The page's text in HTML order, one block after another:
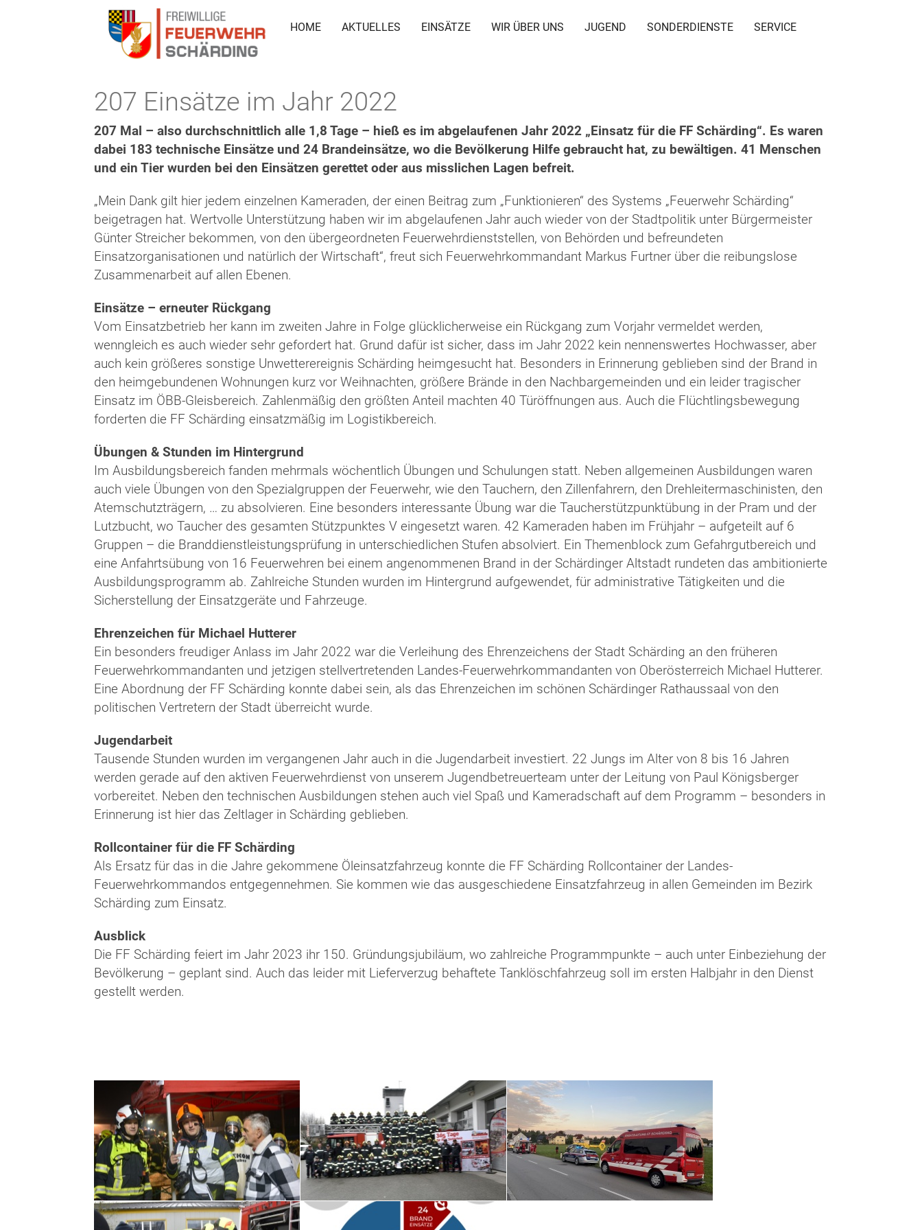
HOME AKTUELLES EINSÄTZE WIR ÜBER UNS JUGEND SONDERDIENSTE SERVICE
207 Einsätze im Jahr 2022
207 Mal – also durchschnittlich alle 1,8 Tage – hieß es im abgelaufenen Jahr 2022 „Einsatz für die FF Schärding“. Es waren
dabei 183 technische Einsätze und 24 Brandeinsätze, wo die Bevölkerung Hilfe gebraucht hat, zu bewältigen. 41 Menschen
und ein Tier wurden bei den Einsätzen gerettet oder aus misslichen Lagen befreit.
„Mein Dank gilt hier jedem einzelnen Kameraden, der einen Beitrag zum „Funktionieren“ des Systems „Feuerwehr Schärding“
beigetragen hat. Wertvolle Unterstützung haben wir im abgelaufenen Jahr auch wieder von der Stadtpolitik unter Bürgermeister
Günter Streicher bekommen, von den übergeordneten Feuerwehrdienststellen, von Behörden und befreundeten
Einsatzorganisationen und natürlich der Wirtschaft“, freut sich Feuerwehrkommandant Markus Furtner über die reibungslose
Zusammenarbeit auf allen Ebenen.
Einsätze – erneuter Rückgang
Vom Einsatzbetrieb her kann im zweiten Jahre in Folge glücklicherweise ein Rückgang zum Vorjahr vermeldet werden,
wenngleich es auch wieder sehr gefordert hat. Grund dafür ist sicher, dass im Jahr 2022 kein nennenswertes Hochwasser, aber
auch kein größeres sonstige Unwetterereignis Schärding heimgesucht hat. Besonders in Erinnerung geblieben sind der Brand in
den heimgebundenen Wohnungen kurz vor Weihnachten, größere Brände in den Nachbargemeinden und ein leider tragischer
Einsatz im ÖBB-Gleisbereich. Zahlenmäßig den größten Anteil machten 40 Türöffnungen aus. Auch die Flüchtlingsbewegung
forderten die FF Schärding einsatzmäßig im Logistikbereich.
Übungen & Stunden im Hintergrund
Im Ausbildungsbereich fanden mehrmals wöchentlich Übungen und Schulungen statt. Neben allgemeinen Ausbildungen waren
auch viele Übungen von den Spezialgruppen der Feuerwehr, wie den Tauchern, den Zillenfahrern, den Drehleitermaschinisten, den
Atemschutzträgern, … zu absolvieren. Eine besonders interessante Übung war die Taucherstützpunktübung in der Pram und der
Lutzbucht, wo Taucher des gesamten Stützpunktes V eingesetzt waren. 42 Kameraden haben im Frühjahr – aufgeteilt auf 6
Gruppen – die Branddienstleistungsprüfung in unterschiedlichen Stufen absolviert. Ein Themenblock zum Gefahrgutbereich und
eine Anfahrtsübung von 16 Feuerwehren bei einem angenommenen Brand in der Schärdinger Altstadt rundeten das ambitionierte
Ausbildungsprogramm ab. Zahlreiche Stunden wurden im Hintergrund aufgewendet, für administrative Tätigkeiten und die
Sicherstellung der Einsatzgeräte und Fahrzeuge.
Ehrenzeichen für Michael Hutterer
Ein besonders freudiger Anlass im Jahr 2022 war die Verleihung des Ehrenzeichens der Stadt Schärding an den früheren
Feuerwehrkommandanten und jetzigen stellvertretenden Landes-Feuerwehrkommandanten von Oberösterreich Michael Hutterer.
Eine Abordnung der FF Schärding konnte dabei sein, als das Ehrenzeichen im schönen Schärdinger Rathaussaal von den
politischen Vertretern der Stadt überreicht wurde.
Jugendarbeit
Tausende Stunden wurden im vergangenen Jahr auch in die Jugendarbeit investiert. 22 Jungs im Alter von 8 bis 16 Jahren
werden gerade auf den aktiven Feuerwehrdienst von unserem Jugendbetreuerteam unter der Leitung von Paul Königsberger
vorbereitet. Neben den technischen Ausbildungen stehen auch viel Spaß und Kameradschaft auf dem Programm – besonders in
Erinnerung ist hier das Zeltlager in Schärding geblieben.
Rollcontainer für die FF Schärding
Als Ersatz für das in die Jahre gekommene Öleinsatzfahrzeug konnte die FF Schärding Rollcontainer der Landes-
Feuerwehrkommandos entgegennehmen. Sie kommen wie das ausgeschiedene Einsatzfahrzeug in allen Gemeinden im Bezirk
Schärding zum Einsatz.
Ausblick
Die FF Schärding feiert im Jahr 2023 ihr 150. Gründungsjubiläum, wo zahlreiche Programmpunkte – auch unter Einbeziehung der
Bevölkerung – geplant sind. Auch das leider mit Lieferverzug behaftete Tanklöschfahrzeug soll im ersten Halbjahr in den Dienst
gestellt werden.